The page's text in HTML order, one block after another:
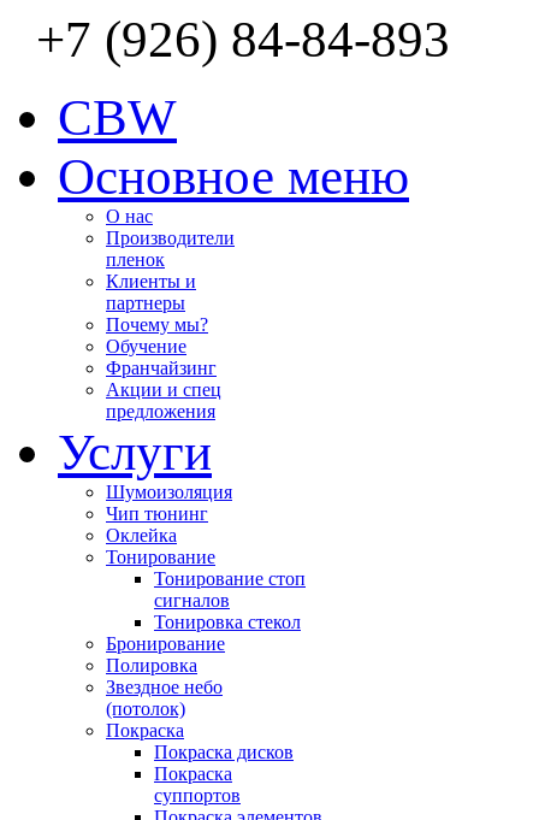
+7 (926) 84-84-893
CBW
Основное меню
О нас
Производители
пленок
Клиенты и
партнеры
Почему мы?
Обучение
Франчайзинг
Акции и спец
предложения
Услуги
Шумоизоляция
Чип тюнинг
Оклейка
Тонирование
Тонирование стоп
сигналов
Тонировка стекол
Бронирование
Полировка
Звездное небо
(потолок)
Покраска
Покраска дисков
Покраска
суппортов